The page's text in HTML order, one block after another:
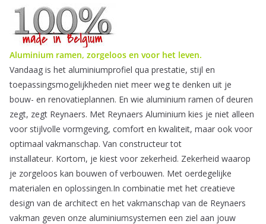
Aluminium ramen, zorgeloos en voor het leven.
Vandaag is het aluminiumprofiel qua prestatie, stijl en
toepassingsmogelijkheden niet meer weg te denken uit je
bouw- en renovatieplannen. En wie aluminium ramen of deuren
zegt, zegt Reynaers. Met Reynaers Aluminium kies je niet alleen
voor stijlvolle vormgeving, comfort en kwaliteit, maar ook voor
optimaal vakmanschap. Van constructeur tot
installateur. Kortom, je kiest voor zekerheid. Zekerheid waarop
je zorgeloos kan bouwen of verbouwen. Met oerdegelijke
materialen en oplossingen.In combinatie met het creatieve
design van de architect en het vakmanschap van de Reynaers
vakman geven onze aluminiumsystemen een ziel aan jouw